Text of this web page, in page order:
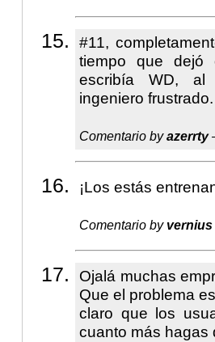
#11,
tiempo que dejó
escribía WD, al
ingeniero frustrado.
Comentario byazerrty
¡Los estás
Comentario by vernius
Ojalá muchas
Que el problema
claro que los
cuanto más